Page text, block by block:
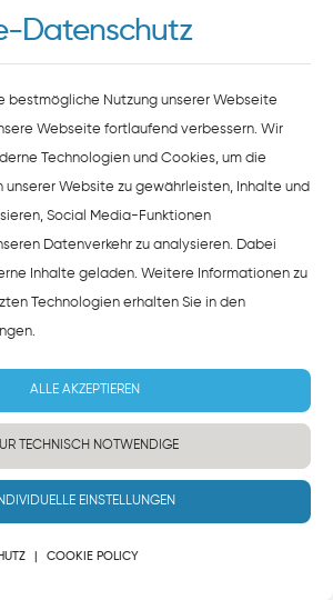
Datenschutz
bestmögliche Nutzung unserer Webseite
Webseite fortlaufend verbessern. Wir
Technologien und Cookies, um die
unserer Website zu gewährleisten, Inhalte und
Social Media-Funktionen
Datenverkehr zu analysieren. Dabei
Inhalte geladen. Weitere Informationen zu
Technologien erhalten Sie in den
.
ALLE AKZEPTIEREN
TECHNISCH NOTWENDIGE
COOKIE POLICY
EINSTELLUNGEN